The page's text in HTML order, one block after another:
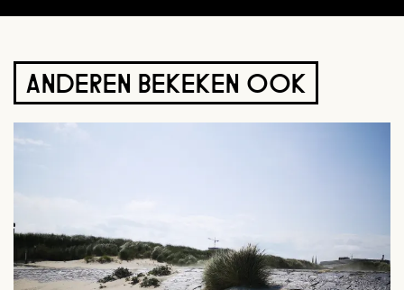
ANDEREN BEKEKEN OOK